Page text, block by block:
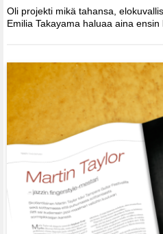
Oli projekti mikä tahansa,
Emilia Takayama haluaa aina ensin